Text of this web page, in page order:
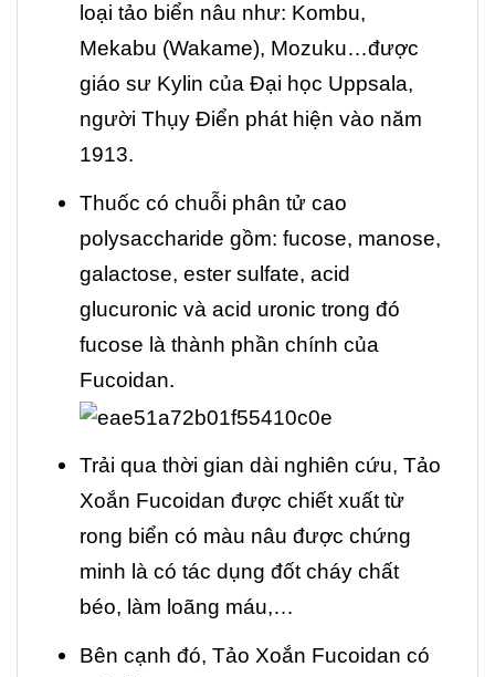
loại tảo biển nâu như: Kombu,
Mekabu (Wakame), Mozuku…được
giáo sư Kylin của Đại học Uppsala,
người Thụy Điển phát hiện vào năm
1913.
Thuốc có chuỗi phân tử cao
polysaccharide gồm: fucose, manose,
galactose, ester sulfate, acid
glucuronic và acid uronic trong đó
fucose là thành phần chính của
Fucoidan.
Trải qua thời gian dài nghiên cứu, Tảo
Xoắn Fucoidan được chiết xuất từ
rong biển có màu nâu được chứng
minh là có tác dụng đốt cháy chất
béo, làm loãng máu,…
Bên cạnh đó, Tảo Xoắn Fucoidan có